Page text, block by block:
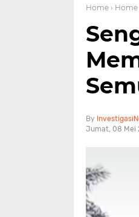
Home › Home
Jumat, 08 Mei